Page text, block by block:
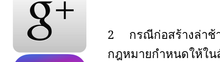
2 กรณีก่อสร้างล่าช้
กฎหมายกำหนดให้ใน